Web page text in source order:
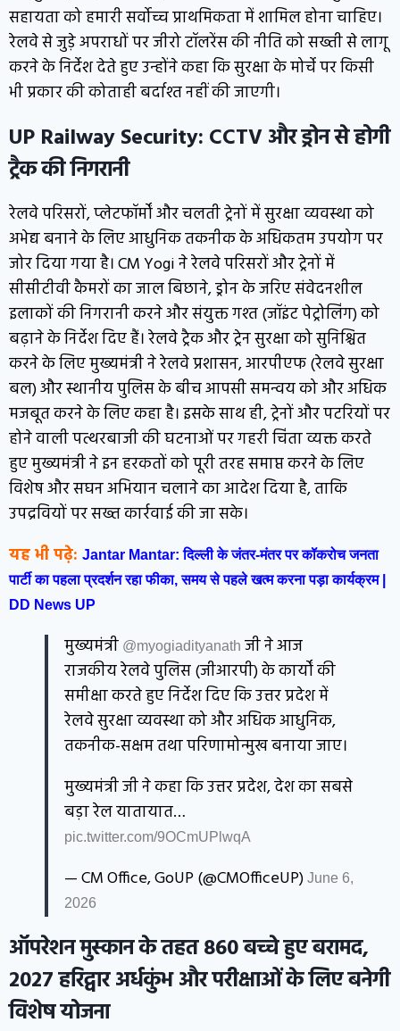
सहायता को हमारी सर्वोच्च प्राथमिकता में शामिल होना चाहिए।
रेलवे से जुड़े अपराधों पर जीरो टॉलरेंस की नीति को सख्ती से लागू
करने के निर्देश देते हुए उन्होंने कहा कि सुरक्षा के मोर्चे पर किसी
भी प्रकार की कोताही बर्दाश्त नहीं की जाएगी।
UP Railway Security: CCTV और ड्रोन से होगी
ट्रैक की निगरानी
रेलवे परिसरों, प्लेटफॉर्मों और चलती ट्रेनों में सुरक्षा व्यवस्था को
अभेद्य बनाने के लिए आधुनिक तकनीक के अधिकतम उपयोग पर
जोर दिया गया है। CM Yogi ने रेलवे परिसरों और ट्रेनों में
सीसीटीवी कैमरों का जाल बिछाने, ड्रोन के जरिए संवेदनशील
इलाकों की निगरानी करने और संयुक्त गश्त (जॉइंट पेट्रोलिंग) को
बढ़ाने के निर्देश दिए हैं। रेलवे ट्रैक और ट्रेन सुरक्षा को सुनिश्चित
करने के लिए मुख्यमंत्री ने रेलवे प्रशासन, आरपीएफ (रेलवे सुरक्षा
बल) और स्थानीय पुलिस के बीच आपसी समन्वय को और अधिक
मजबूत करने के लिए कहा है। इसके साथ ही, ट्रेनों और पटरियों पर
होने वाली पत्थरबाजी की घटनाओं पर गहरी चिंता व्यक्त करते
हुए मुख्यमंत्री ने इन हरकतों को पूरी तरह समाप्त करने के लिए
विशेष और सघन अभियान चलाने का आदेश दिया है, ताकि
उपद्रवियों पर सख्त कार्रवाई की जा सके।
यह भी पढ़े: Jantar Mantar: दिल्ली के जंतर-मंतर पर कॉकरोच जनता
पार्टी का पहला प्रदर्शन रहा फीका, समय से पहले खत्म करना पड़ा कार्यक्रम |
DD News UP
मुख्यमंत्री @myogiadityanath जी ने आज
राजकीय रेलवे पुलिस (जीआरपी) के कार्यों की
समीक्षा करते हुए निर्देश दिए कि उत्तर प्रदेश में
रेलवे सुरक्षा व्यवस्था को और अधिक आधुनिक,
तकनीक-सक्षम तथा परिणामोन्मुख बनाया जाए।
मुख्यमंत्री जी ने कहा कि उत्तर प्रदेश, देश का सबसे
बड़ा रेल यातायात…
pic.twitter.com/9OCmUPlwqA
— CM Office, GoUP (@CMOfficeUP) June 6,
2026
ऑपरेशन मुस्कान के तहत 860 बच्चे हुए बरामद,
2027 हरिद्वार अर्धकुंभ और परीक्षाओं के लिए बनेगी
विशेष योजना